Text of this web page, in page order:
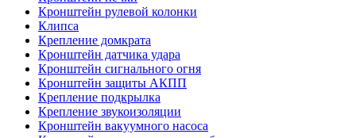
Кронштейн рулевой колонки
Клипса
Крепление домкрата
Кронштейн датчика удара
Кронштейн сигнального огня
Кронштейн защиты АКПП
Крепление подкрылка
Крепление звукоизоляции
Кронштейн вакуумного насоса